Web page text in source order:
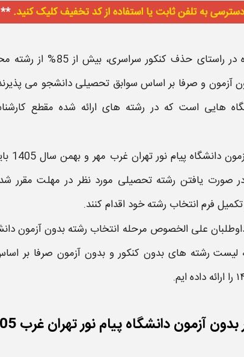
با اجرایی شدن قوانین تصویب شده در
آزمون و صرفا بر اساس سوابق تحصیلی دانشجو می
هایی است که دررشته های ارائه شده مقطع
دانشگاه پیام نور تهران غرب مهر و بهمن سال1405
صورت یافتن رشته تحصیلی مورد نظر در مهلت مقرر
فرم انتخاب رشتهخود اقدام کنند.
علی الخصوص مرحله انتخاب رشته بدون آزمون
لیست رشته های بدون کنکور و بدون آزمون صرفا بر
را ارائه داده ایم.
آزمون دانشگاه پیام نور تهران غرب 1405